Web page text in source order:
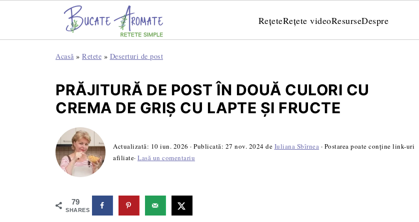
RețeteRețete videoResurseDespre
Acasă » Retete » Deserturi de post
PRĂJITURĂ DE POST ÎN DOUĂ CULORI CU
CREMA DE GRIȘ CU LAPTE ȘI FRUCTE
Actualizată: 10 iun. 2026 · Publicată: 27 nov. 2024 de Iuliana Sbîrnea · Postarea poate conține link-uri
afiliate· Lasă un comentariu
79
SHARES